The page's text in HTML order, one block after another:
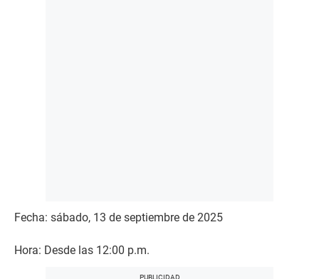
Fecha: sábado, 13 de septiembre de 2025
Hora: Desde las 12:00 p.m.